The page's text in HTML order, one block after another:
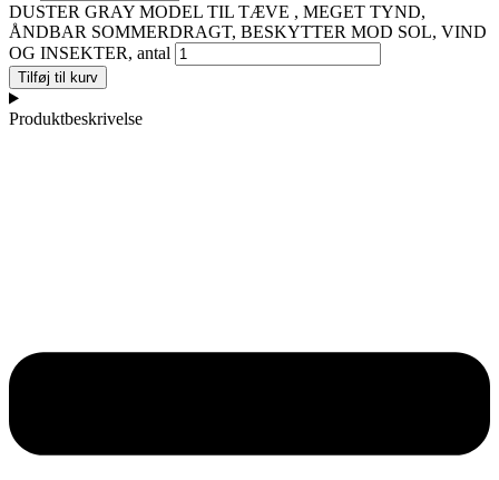
DUSTER GRAY MODEL TIL TÆVE , MEGET TYND,
ÅNDBAR SOMMERDRAGT, BESKYTTER MOD SOL, VIND
OG INSEKTER, antal
Tilføj til kurv
Produktbeskrivelse